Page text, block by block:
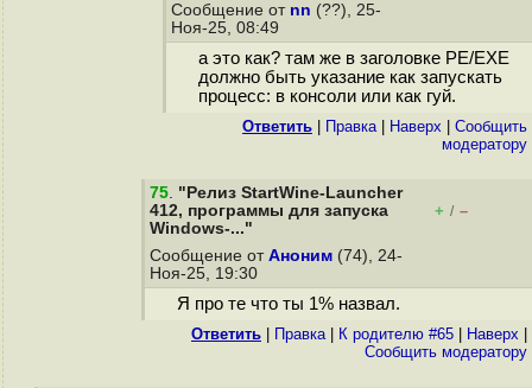
Сообщение от nn (??), 25-
Ноя-25, 08:49
а это как? там же в заголовке PE/EXE
должно быть указание как запускать
процесс: в консоли или как гуй.
Ответить Правка| Наверх
Cообщить
модератору
75. "Релиз StartWine-Launcher
412, программы для запуска
Windows-..."
+ / –
Сообщение от Аноним (74), 24-
Ноя-25, 19:30
Я про те что ты 1% назвал.
Ответить Правка| К родителю #65 Наверх
Cообщить модератору